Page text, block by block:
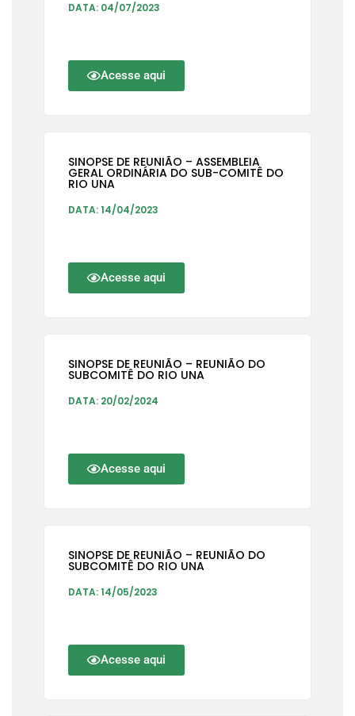
DATA: 04/07/2023
Acesse aqui
SINOPSE DE REUNIÃO – ASSEMBLEIA
GERAL ORDINÁRIA DO SUB-COMITÊ DO
RIO UNA
DATA: 14/04/2023
Acesse aqui
SINOPSE DE REUNIÃO – REUNIÃO DO
SUBCOMITÊ DO RIO UNA
DATA: 20/02/2024
Acesse aqui
SINOPSE DE REUNIÃO – REUNIÃO DO
SUBCOMITÊ DO RIO UNA
DATA: 14/05/2023
Acesse aqui